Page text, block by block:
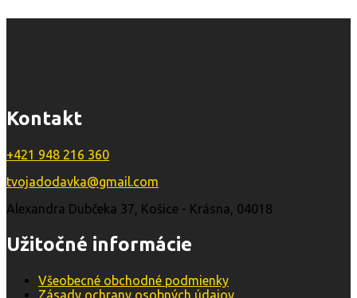
Kontakt
+421 948 216 360
tvojadodavka@gmail.com
Alexandra Dubčeka 37, Košice - Krásna, 04018
Užitočné informácie
Všeobecné obchodné podmienky
Zásady ochrany osobných údajov